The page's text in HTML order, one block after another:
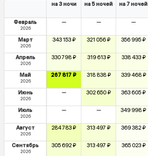
на 3 ночи на 5 ночей на 7 ночей
Февраль
2026
— — —
Март
2026
343 153 ₽ 321 056 ₽ 356 995 ₽
Апрель
2026
330 798 ₽ 319 613 ₽ 338 433 ₽
Май
2026
267 817 ₽ 318 838 ₽ 339 468 ₽
Июнь
2026
— 302 650 ₽ 363 605 ₽
Июль
2026
— — 349 998 ₽
Август
2026
284 783 ₽ 313 497 ₽ 369 382 ₽
Сентябрь
2026
305 692 ₽ 313 497 ₽ 365 023 ₽